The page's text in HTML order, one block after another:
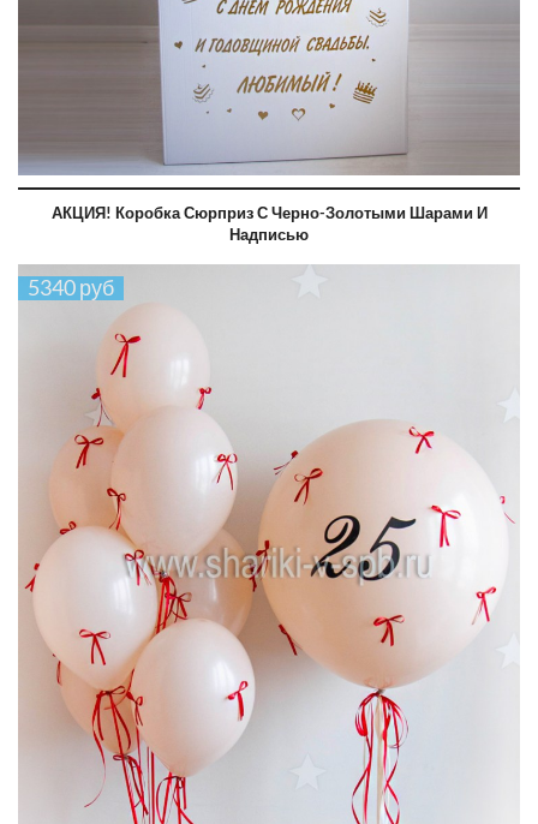
АКЦИЯ! Коробка Сюрприз С Черно-Золотыми Шарами И
Надписью
5340 руб